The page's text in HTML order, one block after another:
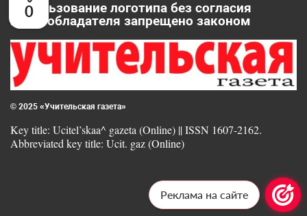
0
Использование логотипа без согласия
правообладателя запрещено законом
© 2025 «Учительская газета»
Key title: Ucitel’skaa^ gazeta (Online) || ISSN 1607-2162.
Abbreviated key title: Ucit. gaz (Online)
Реклама на сайте